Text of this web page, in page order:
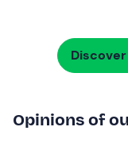
Opinions of